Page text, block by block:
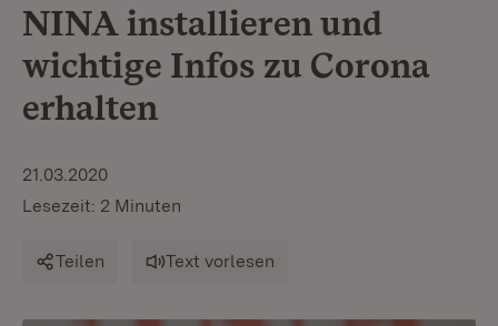
NINA installieren und
wichtige Infos zu Corona
erhalten
21.03.2020
Lesezeit: 2 Minuten
Teilen Text vorlesen